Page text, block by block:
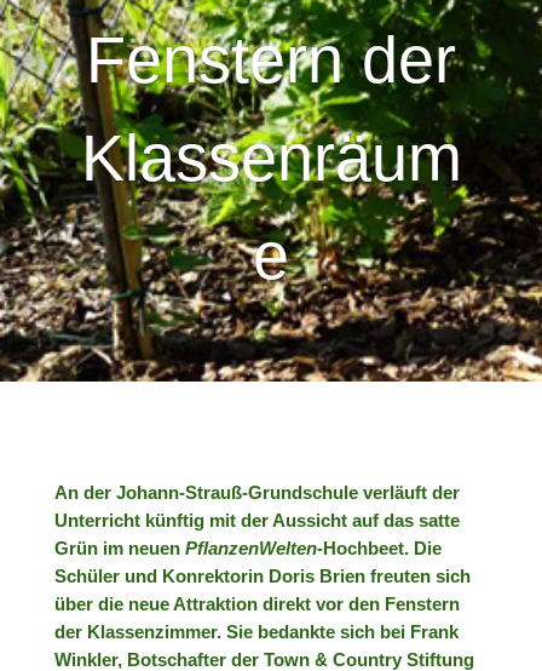
Fenstern der
Klassenräum
e
An der Johann-Strauß-Grundschule verläuft der
Unterricht künftig mit der Aussicht auf das satte
Grün im neuen PflanzenWelten-Hochbeet. Die
Schüler und Konrektorin Doris Brien freuten sich
über die neue Attraktion direkt vor den Fenstern
der Klassenzimmer. Sie bedankte sich bei Frank
Winkler, Botschafter der Town & Country Stiftung